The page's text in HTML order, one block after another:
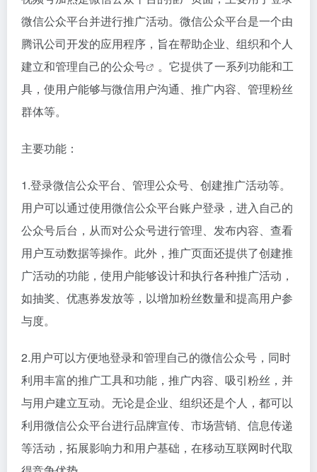
微信公众平台并进行推广活动。微信公众平台是一个由
腾讯公司开发的应用程序，旨在帮助企业、组织和个人
建立和管理自己的公众号
。它提供了一系列功能和工
具，使用户能够与微信用户沟通、推广内容、管理粉丝
群体等。
主要功能：
1.登录微信公众平台、管理公众号、创建推广活动等。
用户可以通过使用微信公众平台账户登录，进入自己的
公众号后台，从而对公众号进行管理、发布内容、查看
用户互动数据等操作。此外，推广页面还提供了创建推
广活动的功能，使用户能够设计和执行各种推广活动，
如抽奖、优惠券发放等，以增加粉丝数量和提高用户参
与度。
2.用户可以方便地登录和管理自己的微信公众号，同时
利用丰富的推广工具和功能，推广内容、吸引粉丝，并
与用户建立互动。无论是企业、组织还是个人，都可以
利用微信公众平台进行品牌宣传、市场营销、信息传递
等活动，拓展影响力和用户基础，在移动互联网时代取